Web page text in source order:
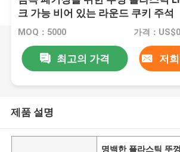
크 가능 비어 있는 라운드 쿠키 주석
MOQ：5000
최고의 가격 저
제품 설명
명백한 플라스틱 뚜